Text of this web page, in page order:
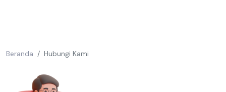
Beranda Hubungi Kami